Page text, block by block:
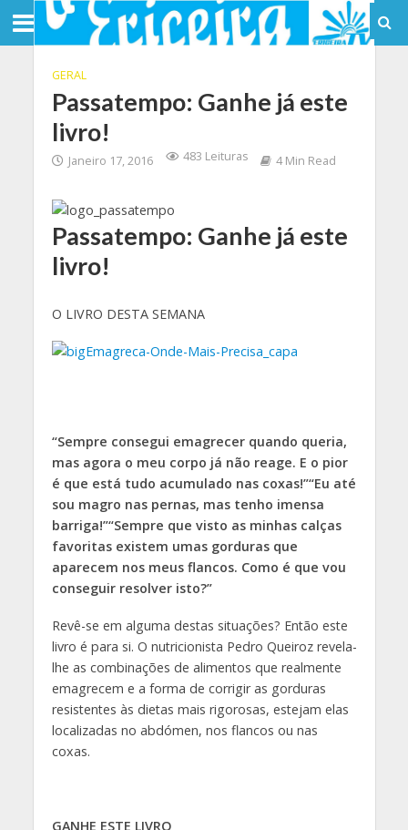
GERAL
Passatempo: Ganhe já este
livro!
Janeiro 17, 2016 483 Leituras 4 Min Read
Passatempo: Ganhe já este
livro!
O LIVRO DESTA SEMANA
“Sempre consegui emagrecer quando queria,
mas agora o meu corpo já não reage. E o pior
é que está tudo acumulado nas coxas!”“Eu até
sou magro nas pernas, mas tenho imensa
barriga!”“Sempre que visto as minhas calças
favoritas existem umas gorduras que
aparecem nos meus flancos. Como é que vou
conseguir resolver isto?”
Revê-se em alguma destas situações? Então este
livro é para si. O nutricionista Pedro Queiroz revela-
lhe as combinações de alimentos que realmente
emagrecem e a forma de corrigir as gorduras
resistentes às dietas mais rigorosas, estejam elas
localizadas no abdómen, nos flancos ou nas
coxas.
GANHE ESTE LIVRO